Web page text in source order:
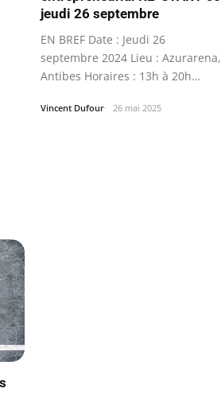
jeudi 26 septembre
EN BREF Date : Jeudi 26
septembre 2024 Lieu : Azurarena,
Antibes Horaires : 13h à 20h
Vincent Dufour 26 mai 2025